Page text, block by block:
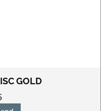
GOLD